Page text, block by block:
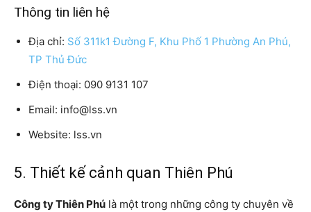
Thông tin liên hệ
Địa chỉ: Số 311k1 Đường F, Khu Phố 1 Phường An Phú,
TP Thủ Đức
Điện thoại: 090 9131 107
Email: info@lss.vn
Website: lss.vn
5. Thiết kế cảnh quan Thiên Phú
Công ty Thiên Phú là một trong những công ty chuyên về